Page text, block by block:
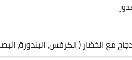
مع الخضار ( الكرفس، البندورة،